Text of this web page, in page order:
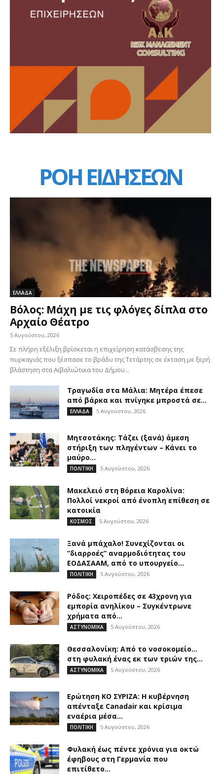
ΡΟΗ ΕΙΔΗΣΕΩΝ
ΕΛΛΑΔΑ
Βόλος: Μάχη με τις φλόγες δίπλα στο
Αρχαίο Θέατρο
5 Αυγούστου, 2026
Σε πλήρη εξέλιξη βρίσκεται η επιχείρηση κατάσβεσης της
πυρκαγιάς που ξέσπασε το βράδυ της Τετάρτης σε έκταση με ξερή
βλάστηση στα Αϊβαλιώτικα του Δήμου...
Τραγωδία στα Μάλια: Μητέρα έπεσε
από βάρκα και πνίγηκε μπροστά σε...
ΕΛΛΑΔΑ 5 Αυγούστου, 2026
Μητσοτάκης: Τάζει (ξανά) άμεση
στήριξη των πληγέντων – Κάνει το
μαύρο...
ΠΟΛΙΤΙΚΗ 5 Αυγούστου, 2026
Μακελειό στη Βόρεια Καρολίνα:
Πολλοί νεκροί από ένοπλη επίθεση σε
κατοικία
ΚΟΣΜΟΣ 5 Αυγούστου, 2026
Ξανά μπάχαλο! Συνεχίζονται οι
“διαρροές” αναρμοδιότητας του
ΕΟΔΑΣΑΑΜ, από το υπουργείο...
ΠΟΛΙΤΙΚΗ 5 Αυγούστου, 2026
Ρόδος: Χειροπέδες σε 43χρονη για
εμπορία ανηλίκου – Συγκέντρωνε
χρήματα από...
ΑΣΤΥΝΟΜΙΚΑ 5 Αυγούστου, 2026
Θεσσαλονίκη: Από το νοσοκομείο…
στη φυλακή ένας εκ των τριών της...
ΑΣΤΥΝΟΜΙΚΑ 5 Αυγούστου, 2026
Ερώτηση ΚΟ ΣΥΡΙΖΑ: Η κυβέρνηση
απένταξε Canadair και κρίσιμα
εναέρια μέσα...
ΠΟΛΙΤΙΚΗ 5 Αυγούστου, 2026
Φυλακή έως πέντε χρόνια για οκτώ
έφηβους στη Γερμανία που
επιτίθετο...